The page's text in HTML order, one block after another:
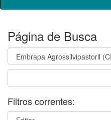
Página de Busca
Filtros correntes: